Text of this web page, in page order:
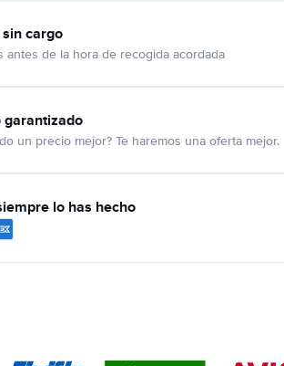
sin cargo
antes de la hora de recogida acordada
un precio mejor? Te haremos una oferta mejor.
lo has hecho